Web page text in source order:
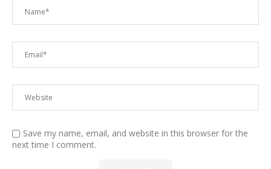
Save my name, email, and website in this browser for the
next time I comment.